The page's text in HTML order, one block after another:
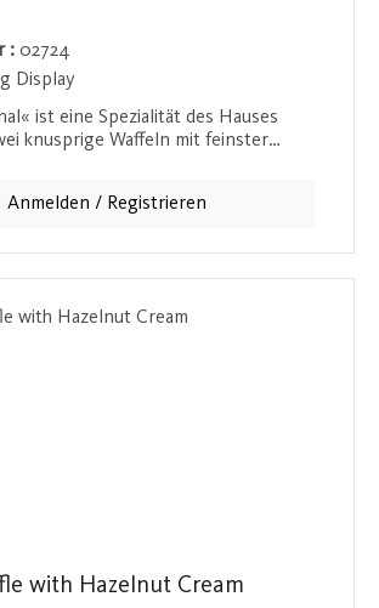
: 02724
Display
ist eine Spezialität des Hauses
knusprige Waffeln mit feinster
Kombination aus knusprigen
Genuss. Ob als kleiner Snack für
oder als süße Verführung nach dem
Original bietet einen
Moment der Süße und des Genusses.
Wert auf hochwertige Zutaten und
Anmelden / Registrieren
with Hazelnut Cream